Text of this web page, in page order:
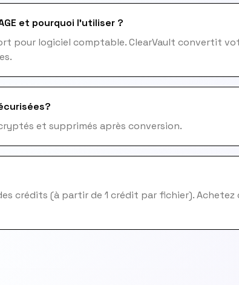
et pourquoi l'utiliser ?
pour logiciel comptable. ClearVault convertit
et supprimés après conversion.
crédits (à partir de 1 crédit par fichier). Achetez